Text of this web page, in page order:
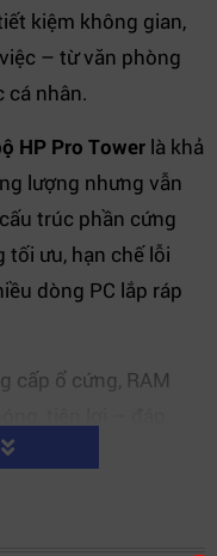
kiệm không gian,
– từ văn phòng
cá nhân.
HP Pro Tower là khả
lượng nhưng vẫn
trúc phần cứng
tối ưu, hạn chế lỗi
dòng PC lắp ráp
cấp ổ cứng, RAM
trong tương